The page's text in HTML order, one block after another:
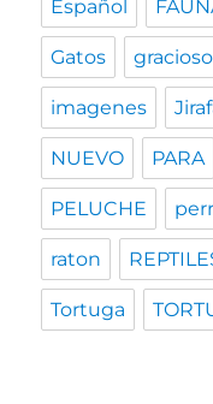
Español
Gatos
imagenes
NUEVO PARA
PELUCHE
raton
Tortuga